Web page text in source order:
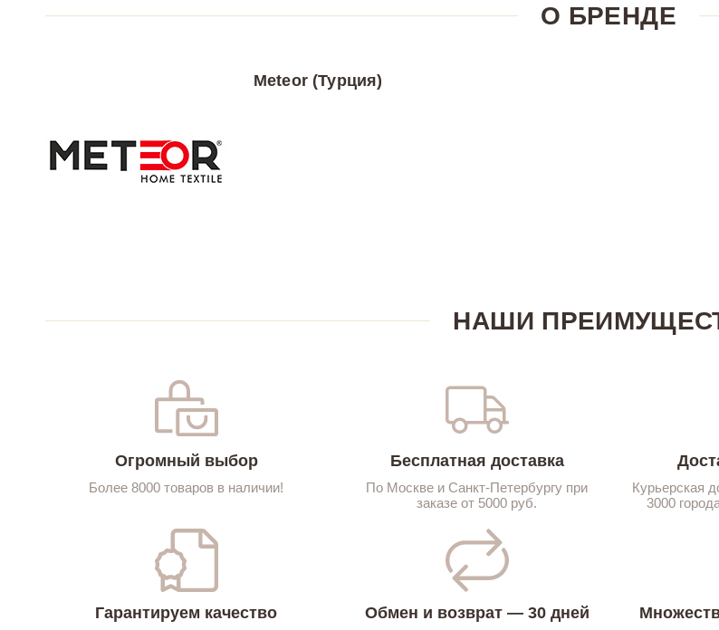
О БРЕНДЕ
Meteor (Турция)
НАШИ
Огромный выбор
Более 8000 товаров в наличии!
Бесплатная доставка
По Москве и Санкт-Петербургу при
заказе от 5000 руб.
Курьерская
3000
Гарантируем качество Обмен и возврат — 30 дней